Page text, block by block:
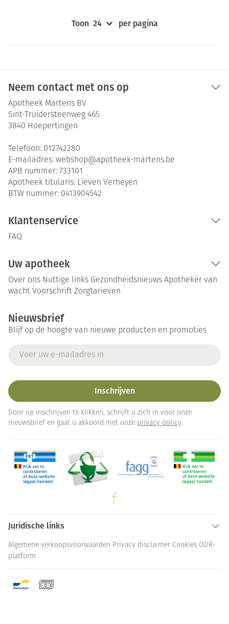
Toon per pagina
Neem contact met ons op
Apotheek Martens BV
Sint-Truidersteenweg 465
3840 Hoepertingen
Telefoon: 012742280
E-mailadres: webshop@apotheek-martens.be
APB nummer: 733101
Apotheek titularis: Lieven Verheyen
BTW nummer: 0413904542
Klantenservice
FAQ
Uw apotheek
Over ons Nuttige links Gezondheidsnieuws Apotheker van
wacht Voorschrift Zorgtarieven
Nieuwsbrief
Blijf op de hoogte van nieuwe producten en promoties
Inschrijven
Door op inschrijven te klikken, schrijft u zich in voor onze
nieuwsbrief en gaat u akkoord met onze privacy policy.
Juridische links
Algemene verkoopsvoorwaarden Privacy disclaimer Cookies ODR-
platform